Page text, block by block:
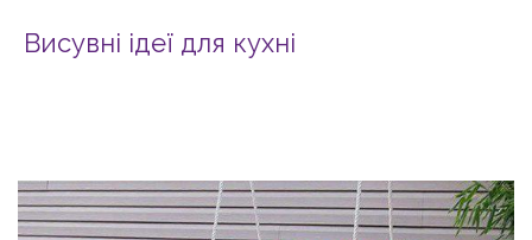
Висувні ідеї для кухні